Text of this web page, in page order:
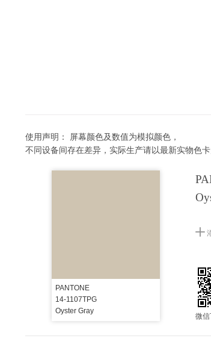
使用声明： 屏幕颜色及数值为模拟颜色，
不同设备间存在差异，实际生产请以最新实物色卡
PANTONE
14-1107TPG
Oyster Gray
微